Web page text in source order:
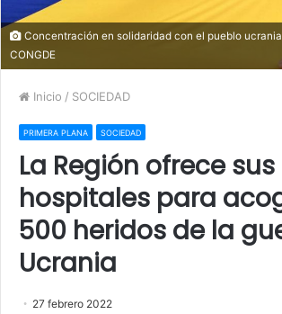
Concentración en solidaridad con el pueblo
CONGDE
Inicio / SOCIEDAD
PRIMERA PLANA SOCIEDAD
La Región ofrece sus
hospitales para
500 heridos de la
Ucrania
27 febrero 2022